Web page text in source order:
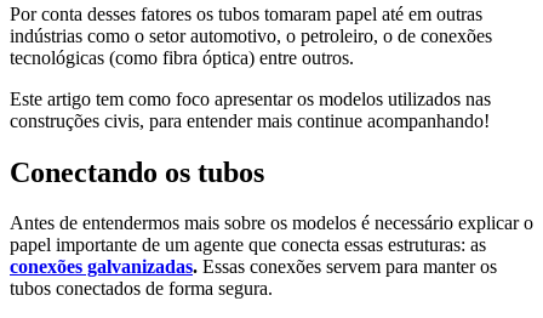
Por conta desses fatores os tubos tomaram papel até em outras
indústrias como o setor automotivo, o petroleiro, o de conexões
tecnológicas (como fibra óptica) entre outros.
Este artigo tem como foco apresentar os modelos utilizados nas
construções civis, para entender mais continue acompanhando!
Conectando os tubos
Antes de entendermos mais sobre os modelos é necessário explicar o
papel importante de um agente que conecta essas estruturas: as
conexões galvanizadas. Essas conexões servem para manter os
tubos conectados de forma segura.